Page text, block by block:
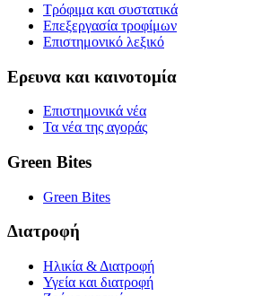
Τρόφιμα και συστατικά
Επεξεργασία τροφίμων
Επιστημονικό λεξικό
Ερευνα και καινοτομία
Επιστημονικά νέα
Τα νέα της αγοράς
Green Bites
Green Bites
Διατροφή
Ηλικία & Διατροφή
Υγεία και διατροφή